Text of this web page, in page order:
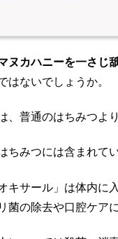
ヌカハニーを一さじ
はないでしょうか。
、普通のはちみつよ
ちみつには含まれてい
キサール」は体内
菌の除去や口腔ケア